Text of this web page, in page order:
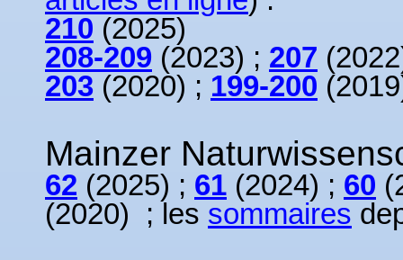
210 (2025)
208-209 (2023) ; 207
203 (2020) ; 199-200
Mainzer
62 (2025) ; 61 (2024) ; 60
(2020) ; les sommaires